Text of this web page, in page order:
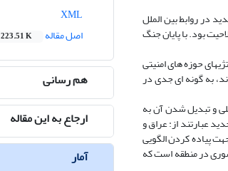
در روابط بین الملل
بود. با پایان جنگ
حوزه های امنیتی
به گونه ای جدی در
و تبدیل شدن آن به
عبارتند از: عراق و
پیاده کردن الگویی
در منطقه است که
اصل مقاله
223.51 K
هم رسانی
ارجاع به این مقاله
آمار